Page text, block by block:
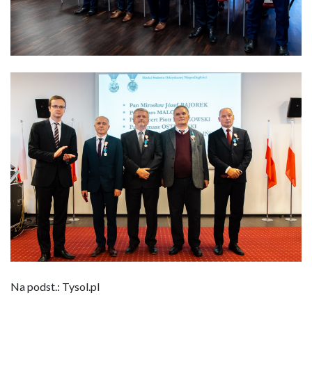
Na podst.: Tysol.pl